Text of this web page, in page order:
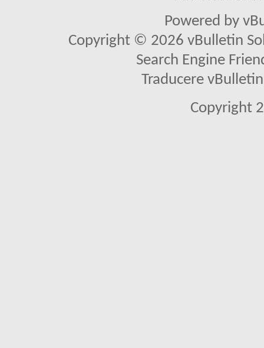
Powered by
Copyright © 2026 vBulletin
Search Engine
Traducere
Copyright